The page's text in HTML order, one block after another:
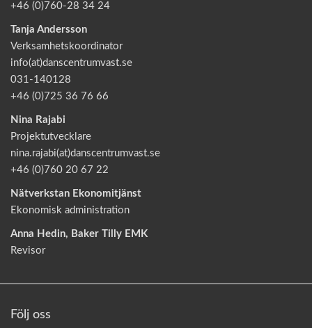
+46 (0)760-28 34 24
Tanja Andersson
Verksamhetskoordinator
info(at)danscentrumvast.se
031-140128
+46 (0)725 36 76 66
Nina Rajabi
Projektutvecklare
nina.rajabi(at)danscentrumvast.se
+46 (0)760 20 67 22
Nätverkstan Ekonomitjänst
Ekonomisk administration
Anna Hedin, Baker Tilly EMK
Revisor
Följ oss